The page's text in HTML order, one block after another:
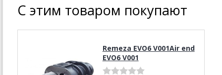
С этим товаром покупают
Remeza EVO6 V001Air end
EVO6 V001